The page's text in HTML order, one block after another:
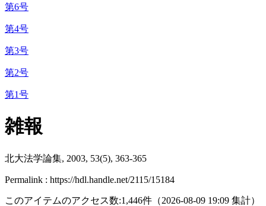
第6号
第4号
第3号
第2号
第1号
雑報
北大法学論集, 2003, 53(5), 363-365
Permalink : https://hdl.handle.net/2115/15184
このアイテムのアクセス数:1,446件 （2026-08-09 19:09 集計）